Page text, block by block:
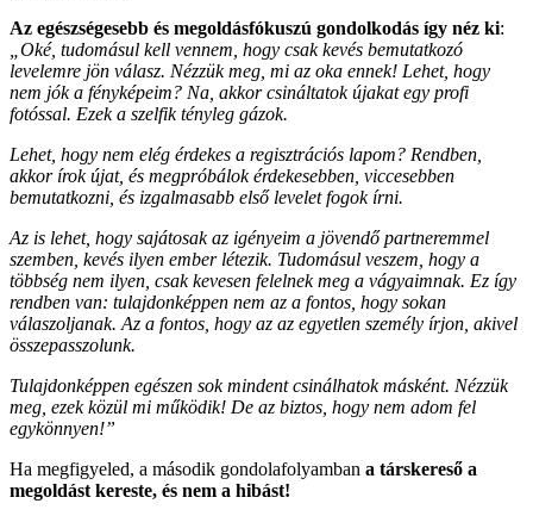
Az egészségesebb és megoldásfókuszú gondolkodás így néz ki:
„Oké, tudomásul kell vennem, hogy csak kevés bemutatkozó
levelemre jön válasz. Nézzük meg, mi az oka ennek! Lehet, hogy
nem jók a fényképeim? Na, akkor csináltatok újakat egy profi
fotóssal. Ezek a szelfik tényleg gázok.
Lehet, hogy nem elég érdekes a regisztrációs lapom? Rendben,
akkor írok újat, és megpróbálok érdekesebben, viccesebben
bemutatkozni, és izgalmasabb első levelet fogok írni.
Az is lehet, hogy sajátosak az igényeim a jövendő partneremmel
szemben, kevés ilyen ember létezik. Tudomásul veszem, hogy a
többség nem ilyen, csak kevesen felelnek meg a vágyaimnak. Ez így
rendben van: tulajdonképpen nem az a fontos, hogy sokan
válaszoljanak. Az a fontos, hogy az az egyetlen személy írjon, akivel
összepasszolunk.
Tulajdonképpen egészen sok mindent csinálhatok másként. Nézzük
meg, ezek közül mi működik! De az biztos, hogy nem adom fel
egykönnyen!”
Ha megfigyeled, a második gondolafolyamban a társkereső a
megoldást kereste, és nem a hibást!